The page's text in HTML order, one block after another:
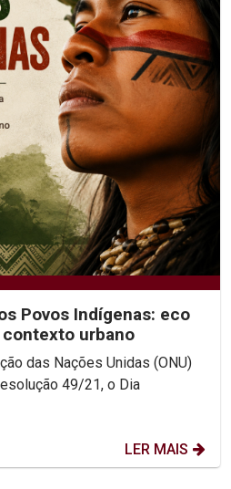
Povos Indígenas: eco
urbano
das Nações Unidas (ONU)
49/21, o Dia
LER MAIS